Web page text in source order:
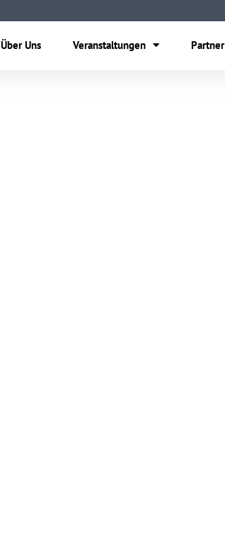
Über Uns Veranstaltungen Partner